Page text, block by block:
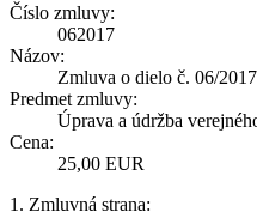
Číslo zmluvy:
062017
Názov:
Zmluva o dielo č. 06/2017
Predmet zmluvy:
Úprava a údržba
Cena:
25,00 EUR
1. Zmluvná strana: